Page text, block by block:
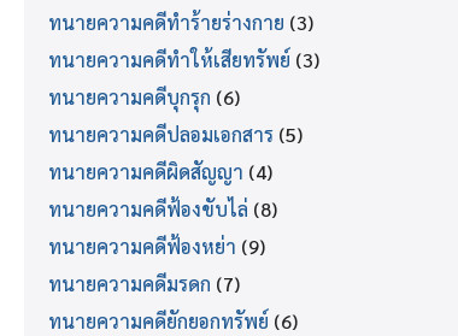
ทนายความคดีทำร้ายร่างกาย (3)
ทนายความคดีทำให้เสียทรัพย์ (3)
ทนายความคดีบุกรุก (6)
ทนายความคดีปลอมเอกสาร (5)
ทนายความคดีผิดสัญญา (4)
ทนายความคดีฟ้องขับไล่ (8)
ทนายความคดีฟ้องหย่า (9)
ทนายความคดีมรดก (7)
ทนายความคดียักยอกทรัพย์ (6)